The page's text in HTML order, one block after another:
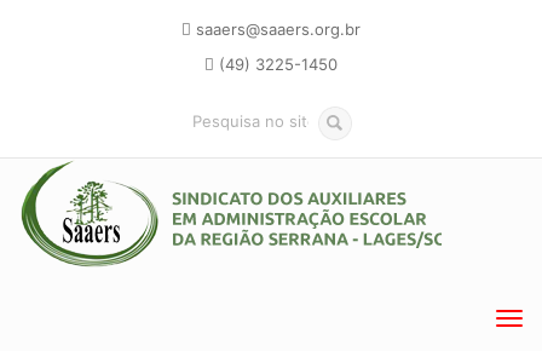
saaers@saaers.org.br
(49) 3225-1450